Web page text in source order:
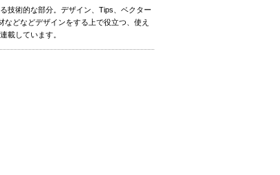
技術的な部分。デザイン、Tips、ベクター
などなどデザインをする上で役立つ、使え
載しています。